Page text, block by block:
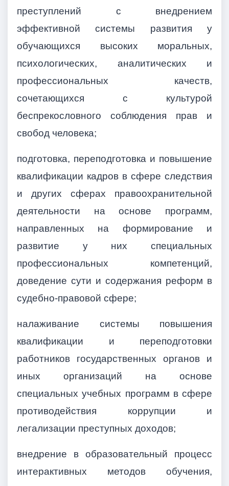
преступлений с внедрением
эффективной системы развития у
обучающихся высоких моральных,
психологических, аналитических и
профессиональных качеств,
сочетающихся с культурой
беспрекословного соблюдения прав и
свобод человека;
подготовка, переподготовка и повышение
квалификации кадров в сфере следствия
и других сферах правоохранительной
деятельности на основе программ,
направленных на формирование и
развитие у них специальных
профессиональных компетенций,
доведение сути и содержания реформ в
судебно-правовой сфере;
налаживание системы повышения
квалификации и переподготовки
работников государственных органов и
иных организаций на основе
специальных учебных программ в сфере
противодействия коррупции и
легализации преступных доходов;
внедрение в образовательный процесс
интерактивных методов обучения,